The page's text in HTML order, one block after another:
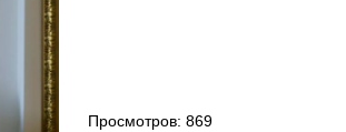
Просмотров:869